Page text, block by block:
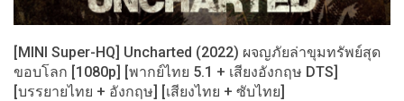
[MINI Super-HQ] Uncharted (2022) ผจญภัยล่าขุมทรัพย์สุด
ขอบโลก [1080p] [พากย์ไทย 5.1 + เสียงอังกฤษ DTS]
[บรรยายไทย + อังกฤษ] [เสียงไทย + ซับไทย]